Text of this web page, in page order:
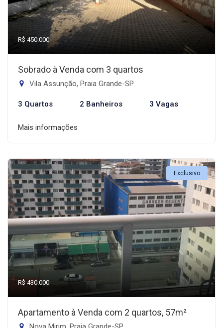
R$ 450.000
Sobrado à Venda com 3 quartos
Vila Assunção, Praia Grande-SP
3 Quartos 2 Banheiros 3 Vagas
Mais informações
Exclusivo
R$ 430.000
Apartamento à Venda com 2 quartos, 57m²